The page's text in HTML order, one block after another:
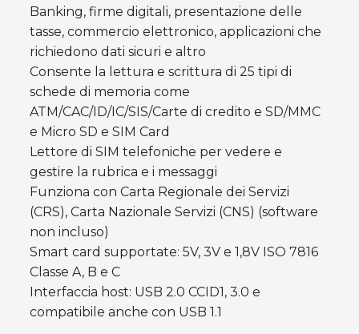
Banking, firme digitali, presentazione delle
tasse, commercio elettronico, applicazioni che
richiedono dati sicuri e altro
Consente la lettura e scrittura di 25 tipi di
schede di memoria come
ATM/CAC/ID/IC/SIS/Carte di credito e SD/MMC
e Micro SD e SIM Card
Lettore di SIM telefoniche per vedere e
gestire la rubrica e i messaggi
Funziona con Carta Regionale dei Servizi
(CRS), Carta Nazionale Servizi (CNS) (software
non incluso)
Smart card supportate: 5V, 3V e 1,8V ISO 7816
Classe A, B e C
Interfaccia host: USB 2.0 CCID1, 3.0 e
compatibile anche con USB 1.1